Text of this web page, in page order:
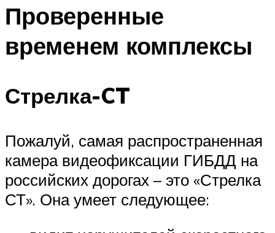
Проверенные
временем комплексы
Стрелка-CT
Пожалуй, самая распространенная
камера видеофиксации ГИБДД на
российских дорогах – это «Стрелка
СТ». Она умеет следующее: